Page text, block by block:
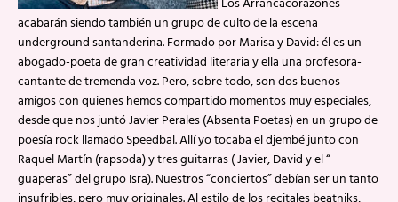
acabarán siendo también un grupo de culto de la escena
underground santanderina. Formado por Marisa y David: él es un
abogado-poeta de gran creatividad literaria y ella una profesora-
cantante de tremenda voz. Pero, sobre todo, son dos buenos
amigos con quienes hemos compartido momentos muy especiales,
desde que nos juntó Javier Perales (Absenta Poetas) en un grupo de
poesía rock llamado Speedbal. Allí yo tocaba el djembé junto con
Raquel Martín (rapsoda) y tres guitarras ( Javier, David y el “
guaperas” del grupo Isra). Nuestros “conciertos” debían ser un tanto